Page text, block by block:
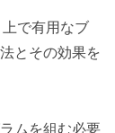
で有用なブ
とその効果を
ムを組む必要